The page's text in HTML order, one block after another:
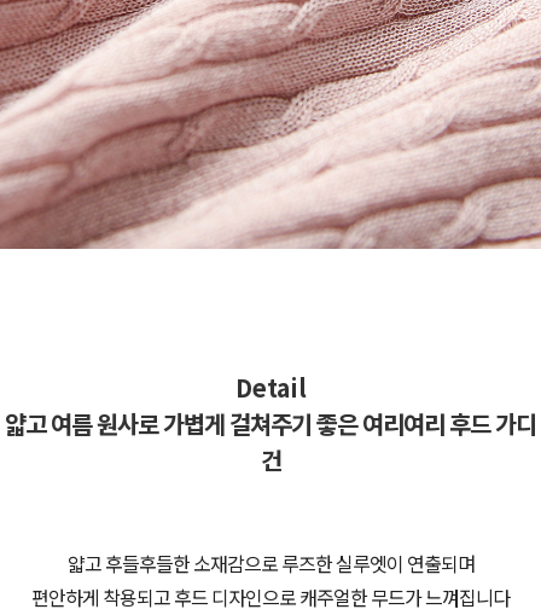
Detail
얇고 여름 원사로 가볍게 걸쳐주기 좋은 여리여리 후드 가디
건
얇고 후들후들한 소재감으로 루즈한 실루엣이 연출되며
편안하게 착용되고 후드 디자인으로 캐주얼한 무드가 느껴집니다